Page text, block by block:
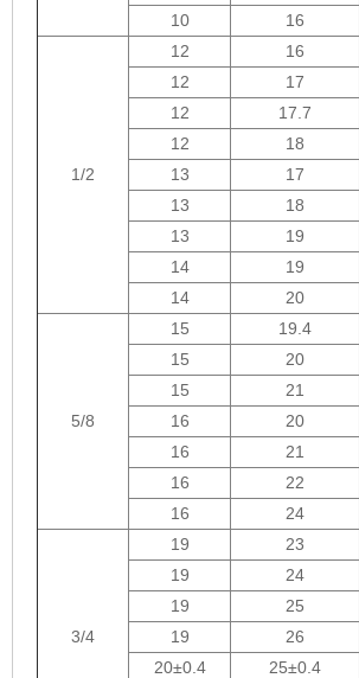
10
16
1/2
12 16
12
17
12
17.7
12
18
13
17
13
18
13
19
14
19
14
20
5/8
15 19.4
15
20
15
21
16
20
16
21
16
22
16
24
3/4
19 23
19
24
19
25
19
26
20±0.4
25±0.4